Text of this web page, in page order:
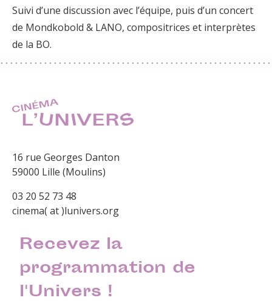
Suivi d’une discussion avec l’équipe, puis d’un concert
de Mondkobold & LANO, compositrices et interprètes
de la BO.
16 rue Georges Danton
59000 Lille (Moulins)
03 20 52 73 48
cinema( at )lunivers.org
Recevez la
programmation de
l'Univers !